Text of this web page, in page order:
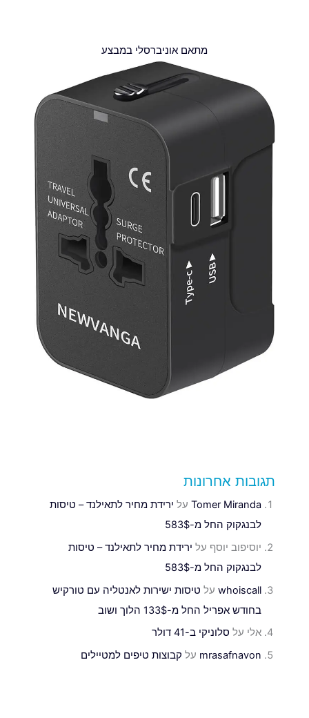
מתאם אוניברסלי במבצע
תגובות אחרונות
Tomer Miranda על ירידת מחיר לתאילנד – טיסות
לבנגקוק החל מ-583$
יוסיפוב יוסף על ירידת מחיר לתאילנד – טיסות
לבנגקוק החל מ-583$
whoiscall על טיסות ישירות לאנטליה עם טורקיש
בחודש אפריל החל מ-133$ הלוך ושוב
אלי על סלוניקי ב-41 דולר
mrasafnavon על קבוצות טיפים למטיילים